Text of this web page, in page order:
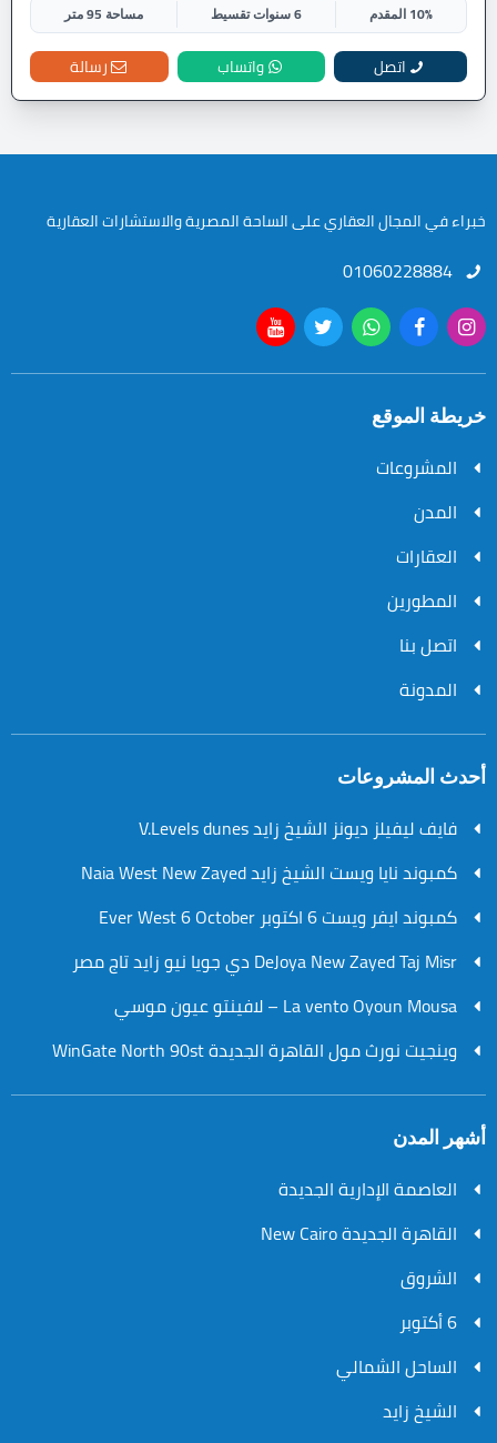
10% المقدم 6 سنوات تقسيط مساحة 95 متر
اتصل واتساب رسالة
خبراء في المجال العقاري على الساحة المصرية والاستشارات العقارية
01060228884
خريطة الموقع
المشروعات
المدن
العقارات
المطورين
اتصل بنا
المدونة
أحدث المشروعات
فايف ليفيلز ديونز الشيخ زايد V.Levels dunes
كمبوند نايا ويست الشيخ زايد Naia West New Zayed
كمبوند ايفر ويست 6 اكتوبر Ever West 6 October
DeJoya New Zayed Taj Misr دي جويا نيو زايد تاج مصر
La vento Oyoun Mousa – لافينتو عيون موسي
وينجيت نورث مول القاهرة الجديدة WinGate North 90st
أشهر المدن
العاصمة الإدارية الجديدة
القاهرة الجديدة New Cairo
الشروق
6 أكتوبر
الساحل الشمالي
الشيخ زايد